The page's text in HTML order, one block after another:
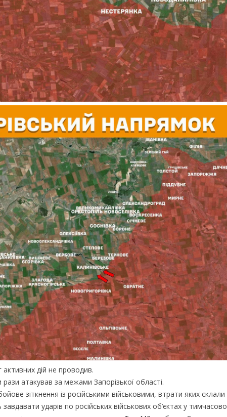
дій не проводив.
атакував за межами Запорізької області.
зіткнення із російськими військовими, втрати яких склали
ударів по російських військових об’єктах у